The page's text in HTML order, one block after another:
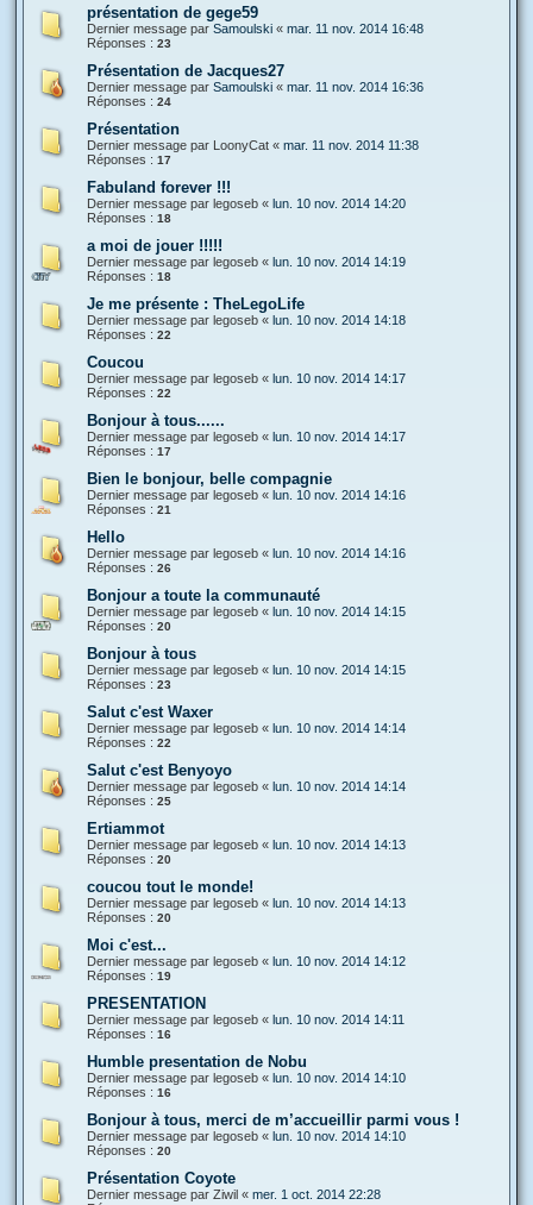
présentation de gege59
Dernier message par Samoulski « mar. 11 nov. 2014 16:48
Réponses : 23
Présentation de Jacques27
Dernier message par Samoulski « mar. 11 nov. 2014 16:36
Réponses : 24
Présentation
Dernier message par LoonyCat « mar. 11 nov. 2014 11:38
Réponses : 17
Fabuland forever !!!
Dernier message par legoseb « lun. 10 nov. 2014 14:20
Réponses : 18
a moi de jouer !!!!!
Dernier message par legoseb « lun. 10 nov. 2014 14:19
Réponses : 18
Je me présente : TheLegoLife
Dernier message par legoseb « lun. 10 nov. 2014 14:18
Réponses : 22
Coucou
Dernier message par legoseb « lun. 10 nov. 2014 14:17
Réponses : 22
Bonjour à tous......
Dernier message par legoseb « lun. 10 nov. 2014 14:17
Réponses : 17
Bien le bonjour, belle compagnie
Dernier message par legoseb « lun. 10 nov. 2014 14:16
Réponses : 21
Hello
Dernier message par legoseb « lun. 10 nov. 2014 14:16
Réponses : 26
Bonjour a toute la communauté
Dernier message par legoseb « lun. 10 nov. 2014 14:15
Réponses : 20
Bonjour à tous
Dernier message par legoseb « lun. 10 nov. 2014 14:15
Réponses : 23
Salut c'est Waxer
Dernier message par legoseb « lun. 10 nov. 2014 14:14
Réponses : 22
Salut c'est Benyoyo
Dernier message par legoseb « lun. 10 nov. 2014 14:14
Réponses : 25
Ertiammot
Dernier message par legoseb « lun. 10 nov. 2014 14:13
Réponses : 20
coucou tout le monde!
Dernier message par legoseb « lun. 10 nov. 2014 14:13
Réponses : 20
Moi c'est...
Dernier message par legoseb « lun. 10 nov. 2014 14:12
Réponses : 19
PRESENTATION
Dernier message par legoseb « lun. 10 nov. 2014 14:11
Réponses : 16
Humble presentation de Nobu
Dernier message par legoseb « lun. 10 nov. 2014 14:10
Réponses : 16
Bonjour à tous, merci de m’accueillir parmi vous !
Dernier message par legoseb « lun. 10 nov. 2014 14:10
Réponses : 20
Présentation Coyote
Dernier message par Ziwil « mer. 1 oct. 2014 22:28